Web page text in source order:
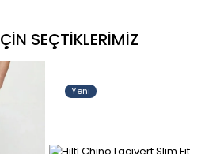
SEÇTİKLERİMİZ
Yeni